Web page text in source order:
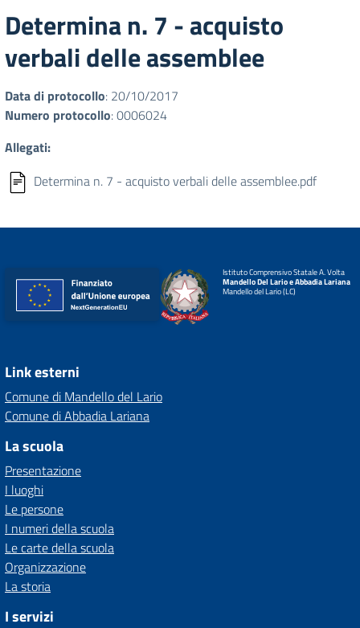
Determina n. 7 - acquisto
verbali delle assemblee
Data di protocollo: 20/10/2017
Numero protocollo: 0006024
Allegati:
Determina n. 7 - acquisto verbali delle assemblee.pdf
Istituto Comprensivo Statale A. Volta
Mandello Del Lario e Abbadia Lariana
Mandello del Lario (LC)
Link esterni
Comune di Mandello del Lario
Comune di Abbadia Lariana
La scuola
Presentazione
I luoghi
Le persone
I numeri della scuola
Le carte della scuola
Organizzazione
La storia
I servizi